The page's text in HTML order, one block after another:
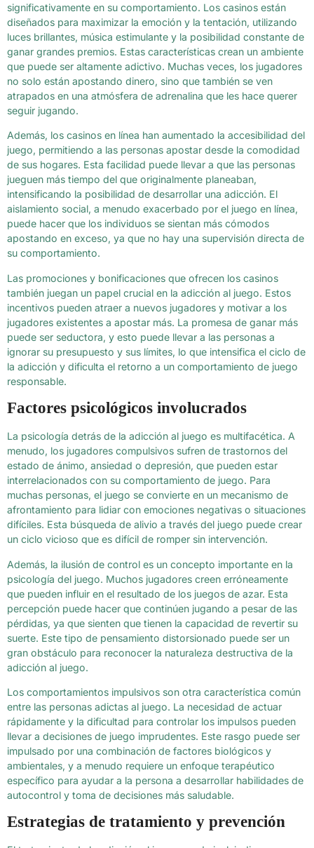
significativamente en su comportamiento. Los casinos están
diseñados para maximizar la emoción y la tentación, utilizando
luces brillantes, música estimulante y la posibilidad constante de
ganar grandes premios. Estas características crean un ambiente
que puede ser altamente adictivo. Muchas veces, los jugadores
no solo están apostando dinero, sino que también se ven
atrapados en una atmósfera de adrenalina que les hace querer
seguir jugando.
Además, los casinos en línea han aumentado la accesibilidad del
juego, permitiendo a las personas apostar desde la comodidad
de sus hogares. Esta facilidad puede llevar a que las personas
jueguen más tiempo del que originalmente planeaban,
intensificando la posibilidad de desarrollar una adicción. El
aislamiento social, a menudo exacerbado por el juego en línea,
puede hacer que los individuos se sientan más cómodos
apostando en exceso, ya que no hay una supervisión directa de
su comportamiento.
Las promociones y bonificaciones que ofrecen los casinos
también juegan un papel crucial en la adicción al juego. Estos
incentivos pueden atraer a nuevos jugadores y motivar a los
jugadores existentes a apostar más. La promesa de ganar más
puede ser seductora, y esto puede llevar a las personas a
ignorar su presupuesto y sus límites, lo que intensifica el ciclo de
la adicción y dificulta el retorno a un comportamiento de juego
responsable.
Factores psicológicos involucrados
La psicología detrás de la adicción al juego es multifacética. A
menudo, los jugadores compulsivos sufren de trastornos del
estado de ánimo, ansiedad o depresión, que pueden estar
interrelacionados con su comportamiento de juego. Para
muchas personas, el juego se convierte en un mecanismo de
afrontamiento para lidiar con emociones negativas o situaciones
difíciles. Esta búsqueda de alivio a través del juego puede crear
un ciclo vicioso que es difícil de romper sin intervención.
Además, la ilusión de control es un concepto importante en la
psicología del juego. Muchos jugadores creen erróneamente
que pueden influir en el resultado de los juegos de azar. Esta
percepción puede hacer que continúen jugando a pesar de las
pérdidas, ya que sienten que tienen la capacidad de revertir su
suerte. Este tipo de pensamiento distorsionado puede ser un
gran obstáculo para reconocer la naturaleza destructiva de la
adicción al juego.
Los comportamientos impulsivos son otra característica común
entre las personas adictas al juego. La necesidad de actuar
rápidamente y la dificultad para controlar los impulsos pueden
llevar a decisiones de juego imprudentes. Este rasgo puede ser
impulsado por una combinación de factores biológicos y
ambientales, y a menudo requiere un enfoque terapéutico
específico para ayudar a la persona a desarrollar habilidades de
autocontrol y toma de decisiones más saludable.
Estrategias de tratamiento y prevención